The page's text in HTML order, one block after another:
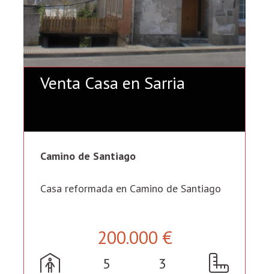
Venta Casa en Sarria
Camino de Santiago
Casa reformada en Camino de Santiago
200.000 €
5 3